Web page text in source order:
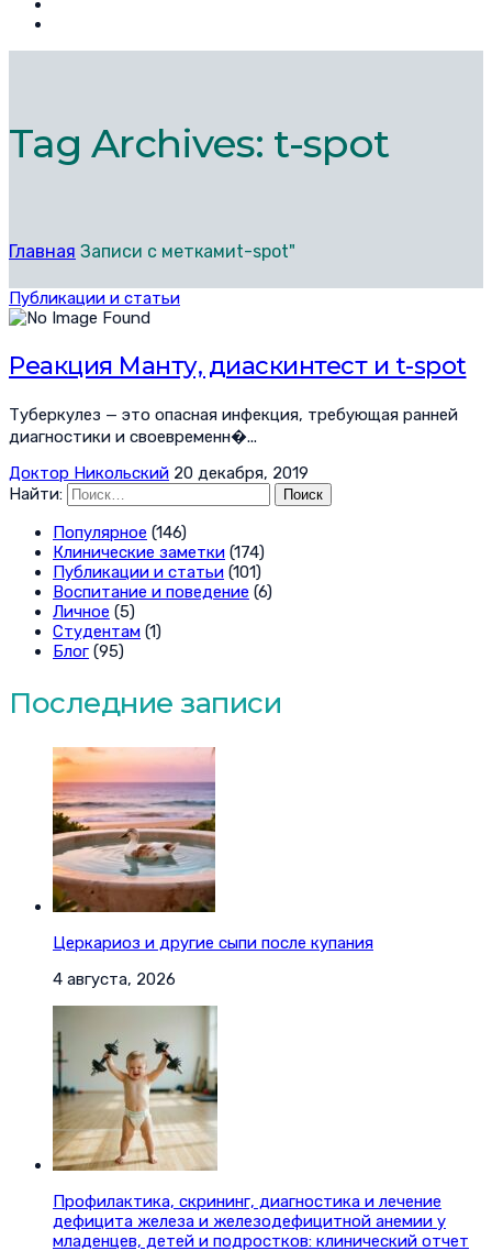
Tag Archives: t-spot
Главная Записи с меткамиt-spot"
Публикации и статьи
Реакция Манту, диаскинтест и t-spot
Туберкулез — это опасная инфекция, требующая ранней
диагностики и своевременн�...
Доктор Никольский 20 декабря, 2019
Найти:
Популярное (146)
Клинические заметки (174)
Публикации и статьи (101)
Воспитание и поведение (6)
Личное (5)
Студентам (1)
Блог (95)
Последние записи
Церкариоз и другие сыпи после купания
4 августа, 2026
Профилактика, скрининг, диагностика и лечение
дефицита железа и железодефицитной анемии у
младенцев, детей и подростков: клинический отчет